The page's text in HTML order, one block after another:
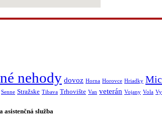
nehody dovoz Horna Horovce Hriadky
Senne Stražske Tibava Trhovište Van veterán Vojany Vola
asistenčná služba